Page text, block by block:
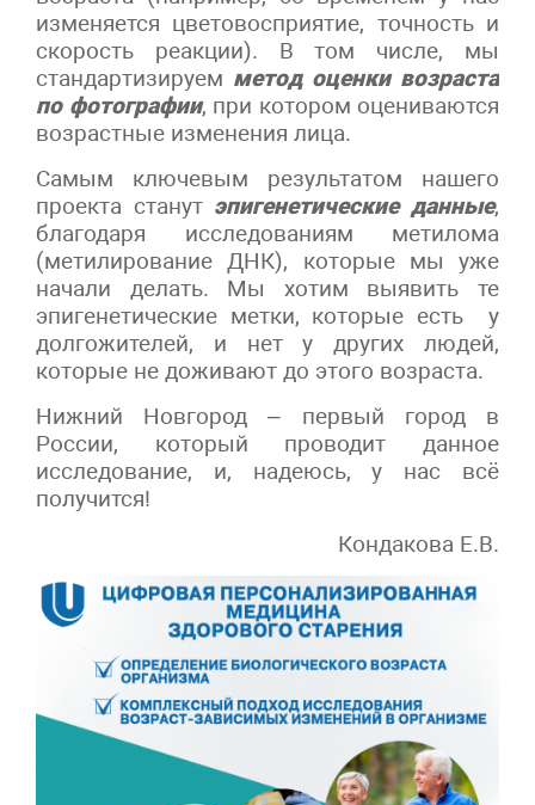
изменяется цветовосприятие, точность и
скорость реакции). В том числе, мы
стандартизируем метод оценки возраста
по фотографии, при котором оцениваются
возрастные изменения лица.
Самым ключевым результатом нашего
проекта станут эпигенетические данные,
благодаря исследованиям метилома
(метилирование ДНК), которые мы уже
начали делать. Мы хотим выявить те
эпигенетические метки, которые есть у
долгожителей, и нет у других людей,
которые не доживают до этого возраста.
Нижний Новгород – первый город в
России, который проводит данное
исследование, и, надеюсь, у нас всё
получится!
Кондакова Е.В.